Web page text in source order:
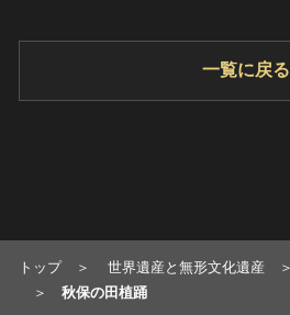
一覧に戻る
トップ 世界遺産と無形文化遺産
秋保の田植踊